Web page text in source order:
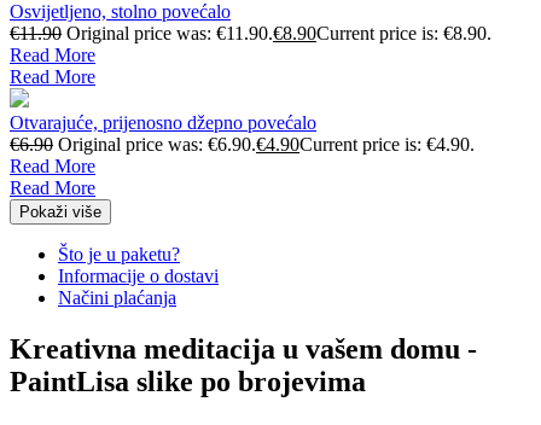
Osvijetljeno, stolno povećalo
€11.90 Original price was: €11.90.€8.90Current price is: €8.90.
Read More
Read More
Otvarajuće, prijenosno džepno povećalo
€6.90 Original price was: €6.90.€4.90Current price is: €4.90.
Read More
Read More
Pokaži više
Što je u paketu?
Informacije o dostavi
Načini plaćanja
Kreativna meditacija u vašem domu -
PaintLisa slike po brojevima